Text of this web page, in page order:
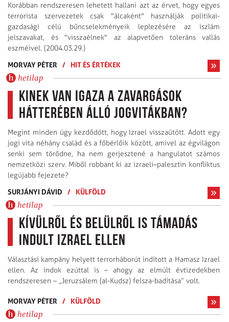
Korábban rendszeresen lehetett hallani azt az érvet, hogy egyes
terrorista szervezetek csak "álcaként" használják politikai-
gazdasági célú bűncselekményeik leplezésére az iszlám
jelszavakat, és "visszaélnek" az alapvetően toleráns vallás
eszméivel. (2004.03.29.)
MORVAY PÉTER
/ HIT ÉS ÉRTÉKEK
hetilap
Kinek van igaza a zavargások
hátterében álló jogvitákban?
Megint minden úgy kezdődött, hogy Izrael visszaütött. Adott egy
jogi vita néhány család és a főbérlőik között, amivel az égvilágon
senki sem törődne, ha nem gerjesztené a hangulatot számos
nemzetközi szerv. Miből robbant ki az izraeli–palesztin konfliktus
legújabb fejezete?
SURJÁNYI DÁVID
/ KÜLFÖLD
hetilap
Kívülről és belülről is támadás
indult Izrael ellen
Választási kampány helyett terrorháborút indított a Hamasz Izrael
ellen. Az indok ezúttal is – ahogy az elmúlt évtizedekben
rendszeresen – „Jeruzsálem (al-Kudsz) felsza-badítása” volt.
MORVAY PÉTER / KÜLFÖLD
hetilap